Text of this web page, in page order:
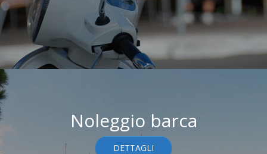
Noleggio barca
DETTAGLI